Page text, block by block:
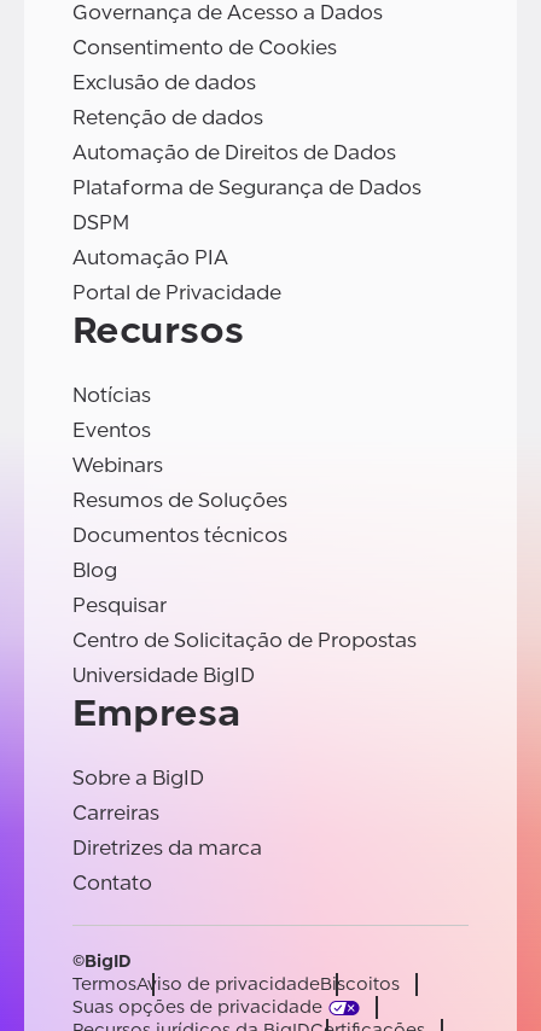
Governança de Acesso a Dados
Consentimento de Cookies
Exclusão de dados
Retenção de dados
Automação de Direitos de Dados
Plataforma de Segurança de Dados
DSPM
Automação PIA
Portal de Privacidade
Recursos
Notícias
Eventos
Webinars
Resumos de Soluções
Documentos técnicos
Blog
Pesquisar
Centro de Solicitação de Propostas
Universidade BigID
Empresa
Sobre a BigID
Carreiras
Diretrizes da marca
Contato
©BigID
TermosAviso de privacidadeBiscoitos
Suas opções de privacidade